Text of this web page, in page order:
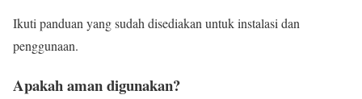
Ikuti panduan yang sudah disediakan untuk instalasi dan
penggunaan.
Apakah aman digunakan?